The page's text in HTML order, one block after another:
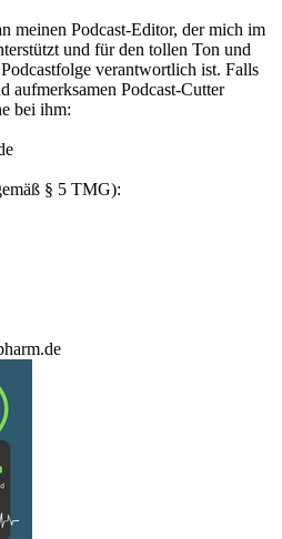
meinen Podcast-Editor, der mich im
und für den tollen Ton und
verantwortlich ist. Falls
aufmerksamen Podcast-Cutter
bei ihm:
§ 5 TMG):